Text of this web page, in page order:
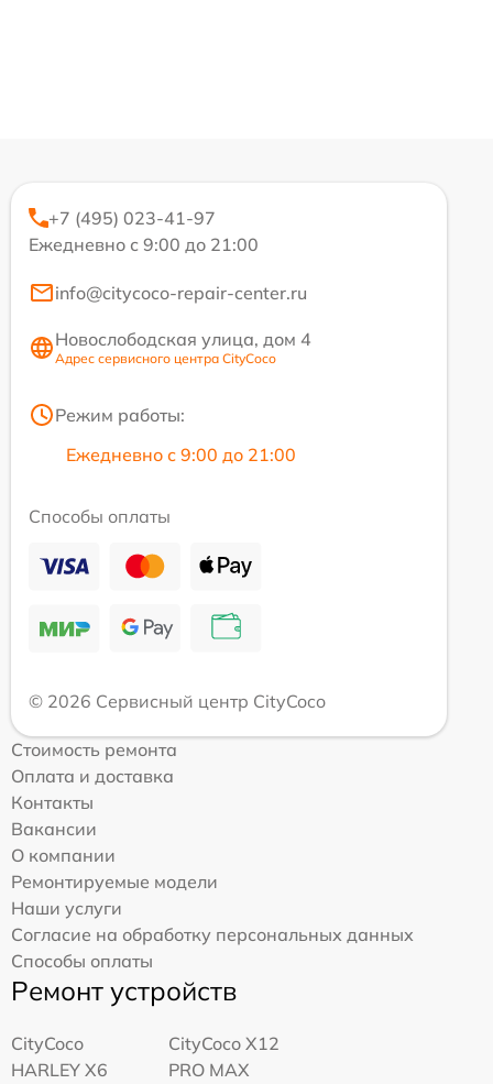
+7 (495) 023-41-97
Ежедневно с 9:00 до 21:00
info@citycoco-repair-center.ru
Новослободская улица, дом 4
Адрес сервисного центра CityCoco
Режим работы:
Ежедневно с 9:00 до 21:00
Способы оплаты
© 2026 Сервисный центр CityCoco
Стоимость ремонта
Оплата и доставка
Контакты
Вакансии
О компании
Ремонтируемые модели
Наши услуги
Согласие на обработку персональных данных
Способы оплаты
Ремонт устройств
CityCoco
HARLEY X6
CityCoco X12
PRO MAX